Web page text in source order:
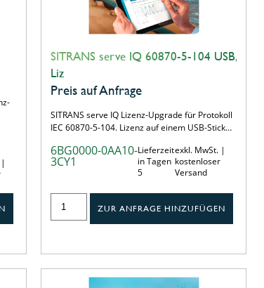
SITRANS serve IQ 60870-5-104 USB,
Liz
Preis auf Anfrage
SITRANS serve IQ Lizenz-Upgrade für Protokoll
IEC 60870-5-104. Lizenz auf einem USB-Stick…
6BG0000-0AA10-
3CY1
Lieferzeit
in Tagen
5
exkl. MwSt. |
kostenloser
Versand
ZUR ANFRAGE HINZUFÜGEN